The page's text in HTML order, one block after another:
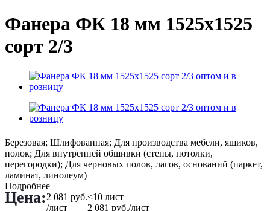
Фанера ФК 18 мм 1525х1525
сорт 2/3
Березовая; Шлифованная; Для производства мебели, ящиков,
полок; Для внутренней обшивки (стены, потолки,
перегородки); Для черновых полов, лагов, оснований (паркет,
ламинат, линолеум)
Подробнее
Цена:2 081 руб.
/лист
<10 лист
2 081 руб./лист